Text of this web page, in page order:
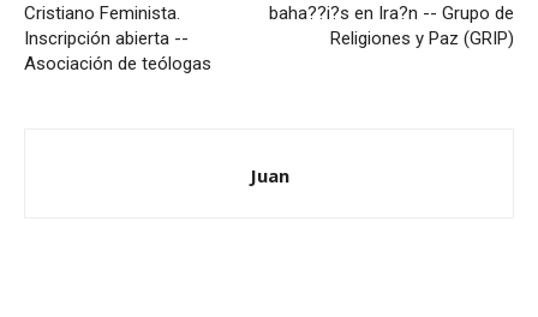
Cristiano Feminista.
Inscripción abierta --
Asociación de teólogas
baha??i?s en Ira?n -- Grupo de
Religiones y Paz (GRIP)
Juan